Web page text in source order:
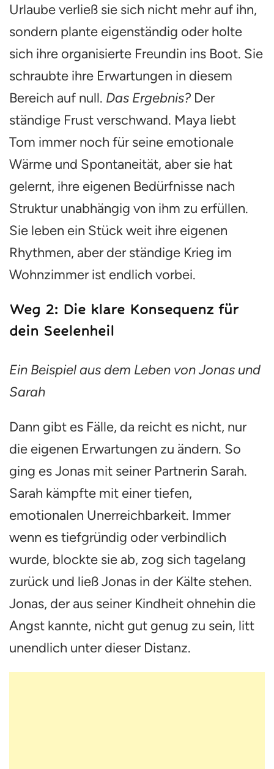
Urlaube verließ sie sich nicht mehr auf ihn,
sondern plante eigenständig oder holte
sich ihre organisierte Freundin ins Boot. Sie
schraubte ihre Erwartungen in diesem
Bereich auf null. Das Ergebnis? Der
ständige Frust verschwand. Maya liebt
Tom immer noch für seine emotionale
Wärme und Spontaneität, aber sie hat
gelernt, ihre eigenen Bedürfnisse nach
Struktur unabhängig von ihm zu erfüllen.
Sie leben ein Stück weit ihre eigenen
Rhythmen, aber der ständige Krieg im
Wohnzimmer ist endlich vorbei.
Weg 2: Die klare Konsequenz für
dein Seelenheil
Ein Beispiel aus dem Leben von Jonas und
Sarah
Dann gibt es Fälle, da reicht es nicht, nur
die eigenen Erwartungen zu ändern. So
ging es Jonas mit seiner Partnerin Sarah.
Sarah kämpfte mit einer tiefen,
emotionalen Unerreichbarkeit. Immer
wenn es tiefgründig oder verbindlich
wurde, blockte sie ab, zog sich tagelang
zurück und ließ Jonas in der Kälte stehen.
Jonas, der aus seiner Kindheit ohnehin die
Angst kannte, nicht gut genug zu sein, litt
unendlich unter dieser Distanz.